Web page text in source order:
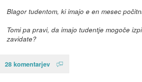
Blagor tudentom, ki imajo e en mesec
Tomi pa pravi, da imajo tudentje mogoče
zavidate?
28 komentarjev